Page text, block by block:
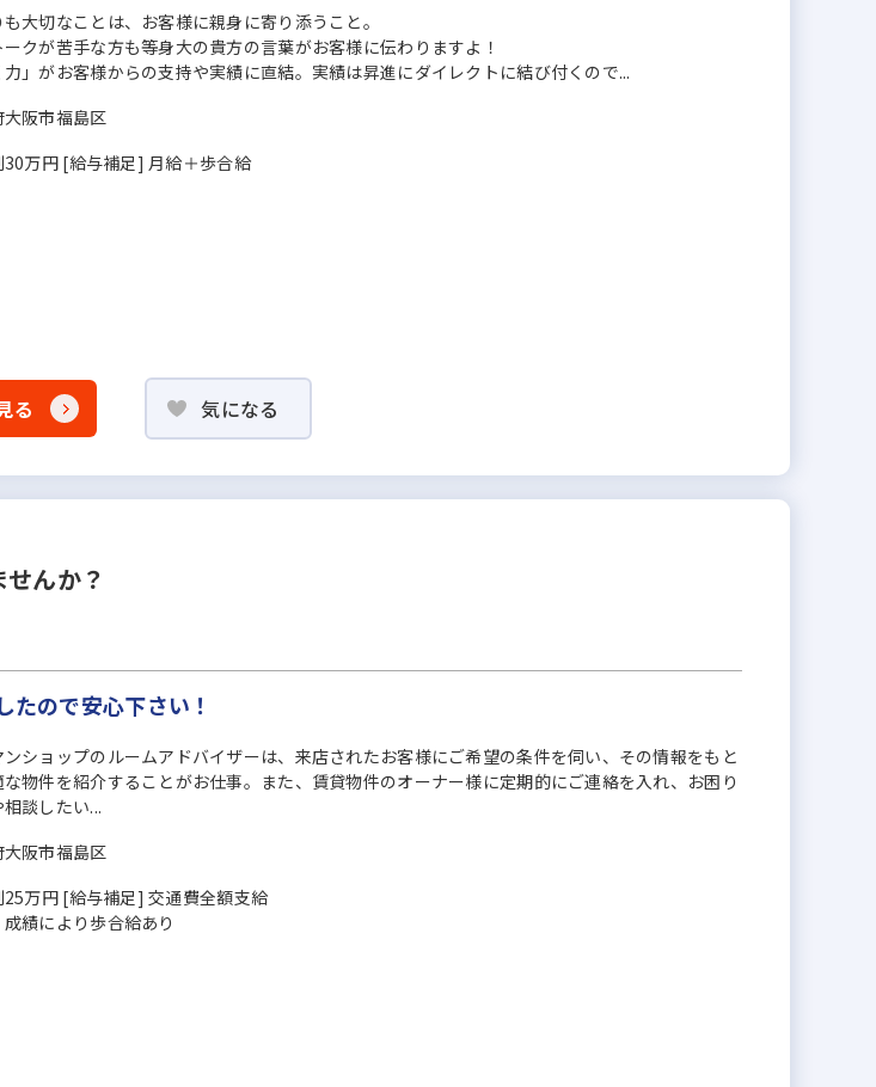
大切なことは、お客様に親身に寄り添うこと。
ークが苦手な方も等身大の貴方の言葉がお客様に伝わりますよ！
力」がお客様からの支持や実績に直結。実績は昇進にダイレクトに結び付くので...
阪市福島区
30万円 [給与補足] 月給＋歩合給
る 気になる
んか？
たので安心下さい！
ンショップのルームアドバイザーは、来店されたお客様にご希望の条件を伺い、その情報をもと
な物件を紹介することがお仕事。また、賃貸物件のオーナー様に定期的にご連絡を入れ、お困り
相談したい...
阪市福島区
25万円 [給与補足] 交通費全額支給
績により歩合給あり